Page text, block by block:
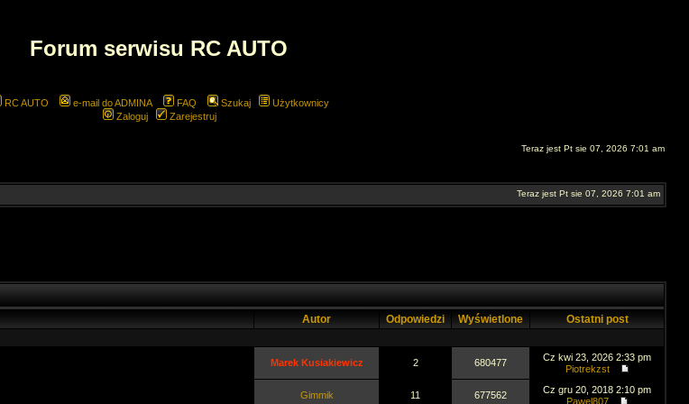
Forum serwisu RC AUTO
RC AUTO e-mail do ADMINA FAQ Szukaj
Użytkownicy
Zaloguj
Zarejestruj
Teraz jest Pt sie 07, 2026 7:01 am
Teraz jest Pt sie 07, 2026 7:01 am
Autor Odpowiedzi Wyświetlone Ostatni post
Marek Kusiakiewicz 2 680477
Cz kwi 23, 2026 2:33 pm
Piotrekzst
Gimmik 11 677562
Cz gru 20, 2018 2:10 pm
Pawel807